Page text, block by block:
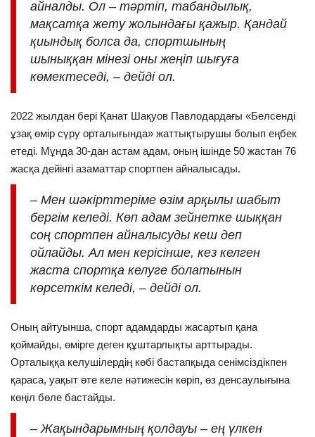
айналды. Ол – тәртіп, табандылық,
мақсатқа жету жолындағы қажыр. Қандай
қиындық болса да, спортшының
шыныққан мінезі оны жеңіп шығуға
көмектеседі, – дейді ол.
2022 жылдан бері Қанат Шақуов Павлодардағы «Белсенді
ұзақ өмір сүру орталығында» жаттықтырушы болып еңбек
етеді. Мұнда 30-дан астам адам, оның ішінде 50 жастан 76
жасқа дейінгі азаматтар спортпен айналысады.
– Мен шәкірттеріме өзім арқылы шабыт
бергім келеді. Көп адам зейнетке шыққан
соң спортпен айналысуды кеш деп
ойлайды. Ал мен керісінше, кез келген
жаста спортқа келуге болатынын
көрсеткім келеді, – дейді ол.
Оның айтуынша, спорт адамдарды жасартып қана
қоймайды, өмірге деген құштарлықты арттырады.
Орталыққа келушілердің көбі бастапқыда сенімсіздікпен
қараса, уақыт өте келе нәтижесін көріп, өз денсаулығына
көңіл бөле бастайды.
– Жақындарымның қолдауы – ең үлкен